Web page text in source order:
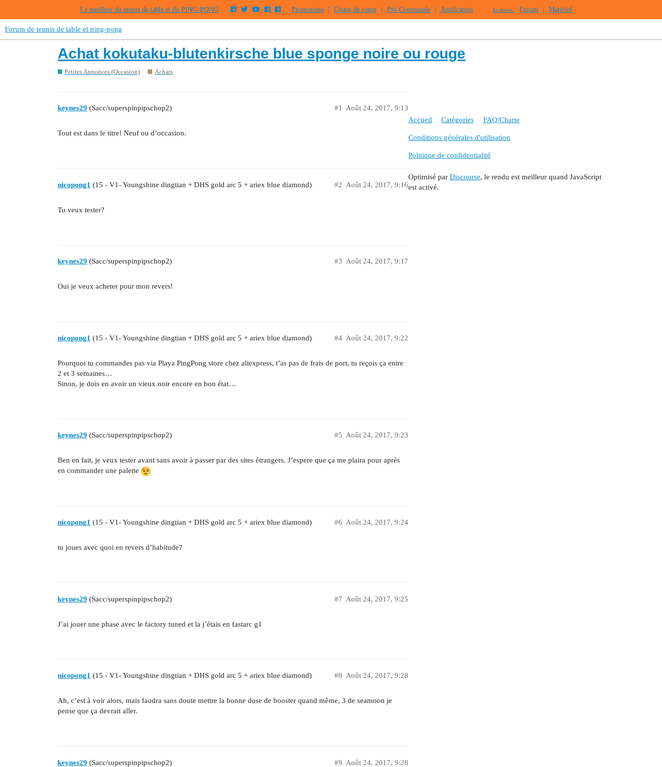
Le meilleur du tennis de table et du PING-PONG Promotions Coups de coeur Pré-Commande Application Archives : Forum Matériel
Forum de tennis de table et ping-pong
Achat kokutaku-blutenkirsche blue sponge noire ou rouge
Petites Annonces (Occasion) Achats
keynes29 (Sacc/superspinpipschop2) Août 24, 2017, 9:13
#1
Tout est dans le titre! Neuf ou d’occasion.
nicopong1 (15 - V1- Youngshine dingtian + DHS gold arc 5 + ariex blue diamond) Août 24, 2017, 9:16
#2
Tu veux tester?
keynes29 (Sacc/superspinpipschop2) Août 24, 2017, 9:17
#3
Oui je veux acheter pour mon revers!
nicopong1 (15 - V1- Youngshine dingtian + DHS gold arc 5 + ariex blue diamond) Août 24, 2017, 9:22
#4
Pourquoi tu commandes pas via Playa PingPong store chez aliexpress, t’as pas de frais de port, tu reçois ça entre
2 et 3 semaines…
Sinon, je dois en avoir un vieux noir encore en bon état…
keynes29 (Sacc/superspinpipschop2) Août 24, 2017, 9:23
#5
Ben en fait, je veux tester avant sans avoir à passer par des sites étrangers. J’espere que ça me plaira pour après
en commander une palette
nicopong1 (15 - V1- Youngshine dingtian + DHS gold arc 5 + ariex blue diamond) Août 24, 2017, 9:24
#6
tu joues avec quoi en revers d’habitude?
keynes29 (Sacc/superspinpipschop2) Août 24, 2017, 9:25
#7
J’ai jouer une phase avec le factory tuned et la j’étais en fastarc g1
nicopong1 (15 - V1- Youngshine dingtian + DHS gold arc 5 + ariex blue diamond) Août 24, 2017, 9:28
#8
Ah, c’est à voir alors, mais faudra sans doute mettre la bonne dose de booster quand même, 3 de seamoon je
pense que ça devrait aller.
keynes29 (Sacc/superspinpipschop2) Août 24, 2017, 9:28
#9
Accueil Catégories FAQ/Charte
Conditions générales d'utilisation
Politique de confidentialité
Optimisé par Discourse, le rendu est meilleur quand JavaScript
est activé.